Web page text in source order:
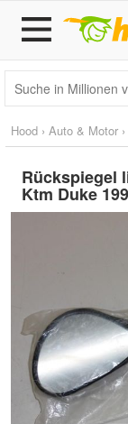
Hood › Auto & Motor ›
Rückspiegel
Ktm Duke